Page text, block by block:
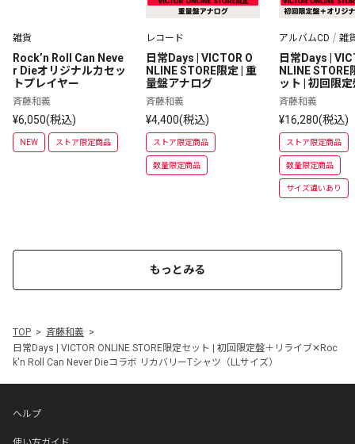
雑貨
Rock’n Roll Can Neve
r Dieオリジナルカセッ
トプレイヤー
斉藤和義
¥6,050(税込)
NEW ストア限定商品
レコード
日常Days | VICTOR O
NLINE STORE限定 | 重
量盤アナログ
斉藤和義
¥4,400(税込)
ストア限定商品
数量限定商品
アルバムCD 雑
日常Days |
NLINE STORE
ット | 初回限
ライブ
an Never Die
カバリーTシ
サイズ）
斉藤和義
¥16,280(税込)
ストア限定商品
数量限定商品
サイズ違いあり
もっとみる
TOP
斉藤和義
日常Days | VICTOR ONLINE STORE限定セット | 初回限定盤＋リライブ✕Roc
k'n Roll Can Never Dieコラボ リカバリーTシャツ（LLサイズ）
ヘルプ